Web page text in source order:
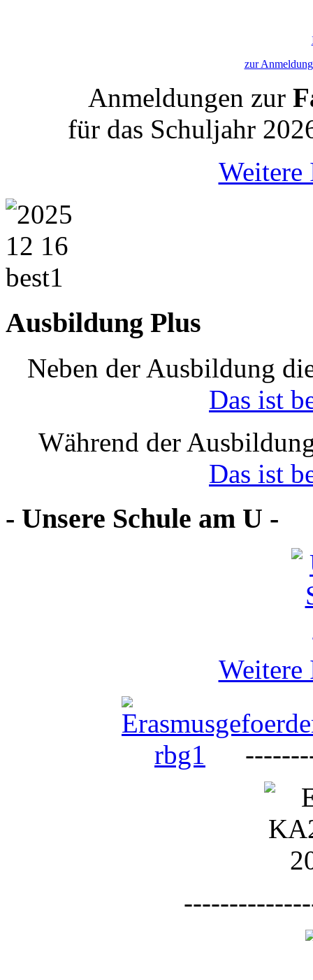
zur
Anmeldungen zur
für das Schuljahr
Weitere
Ausbildung Plus
Neben der Ausbildung
Das ist
Während der
Das ist
- Unsere Schule am U -
Weitere